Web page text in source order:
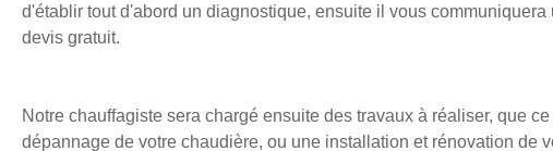
d'établir tout d'abord un diagnostique, ensuite il vous communiquera
devis gratuit.
Notre chauffagiste sera chargé ensuite des travaux à réaliser, que ce
dépannage de votre chaudière, ou une installation et rénovation de